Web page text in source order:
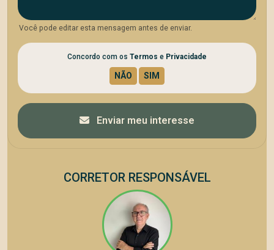
Você pode editar esta mensagem antes de enviar.
Concordo com os Termos e Privacidade
Enviar meu interesse
CORRETOR RESPONSÁVEL